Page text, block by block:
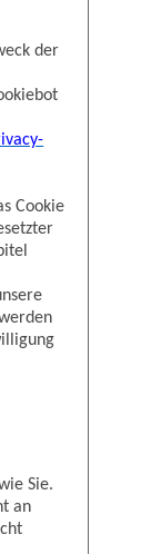
der
Cookie
Sie.
an